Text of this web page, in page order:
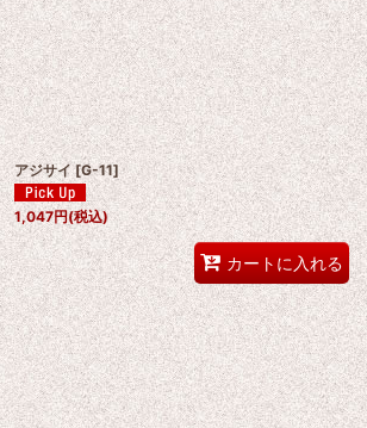
アジサイ [G-11]
1,047円(税込)
カートに入れる